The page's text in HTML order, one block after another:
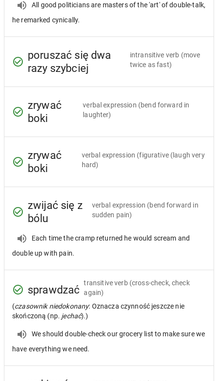
All good politicians are masters of the 'art' of double-talk,
he remarked cynically.
poruszać się dwa
razy szybciej
intransitive verb (move
twice as fast)
zrywać
boki
verbal expression (bend forward in
laughter)
zrywać
boki
verbal expression (figurative (laugh very
hard)
zwijać się z
bólu
verbal expression (bend forward in
sudden pain)
Each time the cramp returned he would scream and
double up with pain.
sprawdzać
transitive verb (cross-check, check
again)
(czasownik niedokonany: Oznacza czynność jeszcze nie
skończoną (np. jechać).)
We should double-check our grocery list to make sure we
have everything we need.